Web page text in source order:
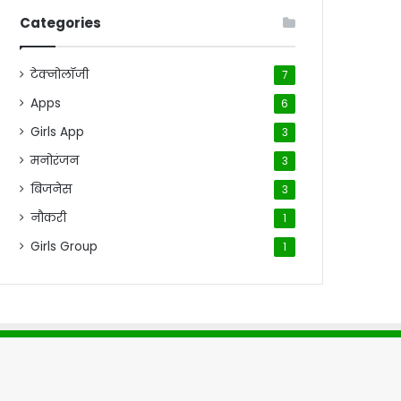
Categories
टेक्नोलॉजी 7
Apps 6
Girls App 3
मनोरंजन 3
बिजनेस 3
नौकरी 1
Girls Group 1